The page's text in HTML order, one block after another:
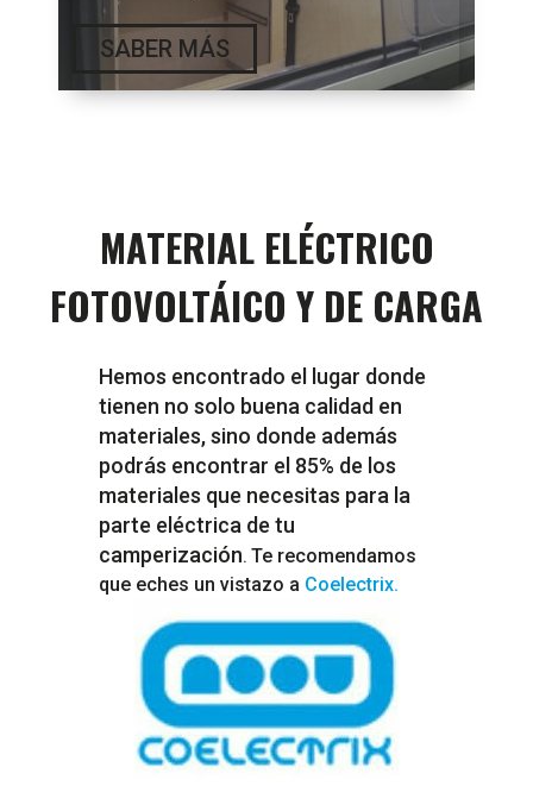
SABER MÁS
MATERIAL ELÉCTRICO
FOTOVOLTÁICO Y DE CARGA
Hemos encontrado el lugar donde
tienen no solo buena calidad en
materiales, sino donde además
podrás encontrar el 85% de los
materiales que necesitas para la
parte eléctrica de tu
camperización.Te recomendamos
que eches un vistazo a Coelectrix.